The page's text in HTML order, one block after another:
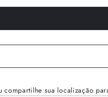
compartilhe sua localização